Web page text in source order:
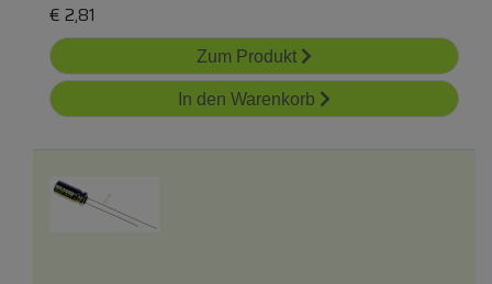
€ 2,81
Zum Produkt
In den Warenkorb